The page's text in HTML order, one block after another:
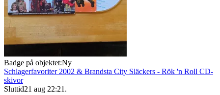
Badge på objektet:Ny
Schlagerfavoriter 2002 & Brandsta City Släckers - Rök 'n Roll CD-
skivor
Sluttid21 aug 22:21 .